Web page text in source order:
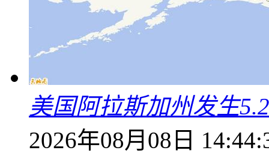
美国阿拉斯加州发生
2026年08月08日